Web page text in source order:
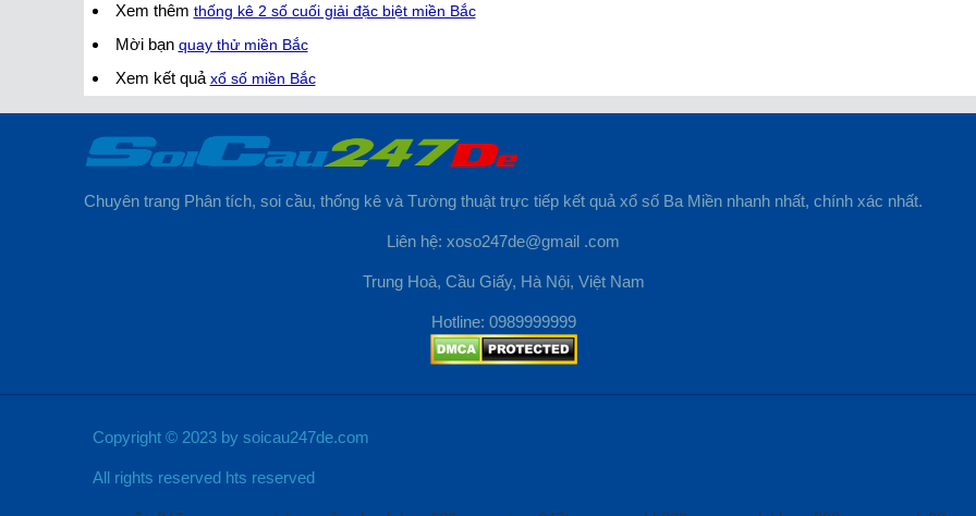
Xem thêm thống kê 2 số cuối giải đặc biệt miền Bắc
Mời bạn quay thử miền Bắc
Xem kết quả xổ số miền Bắc
Chuyên trang Phân tích, soi cầu, thống kê và Tường thuật trực tiếp kết quả xổ số Ba Miền nhanh nhất, chính xác nhất.
Liên hệ: xoso247de@gmail .com
Trung Hoà, Cầu Giấy, Hà Nội, Việt Nam
Hotline: 0989999999
Copyright © 2023 by soicau247de.com
All rights reserved hts reserved